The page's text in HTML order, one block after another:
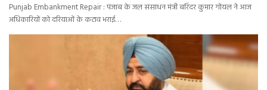
Punjab Embankment Repair : पंजाब के जल संसाधन मंत्री बरिंदर कुमार गोयल ने आज
अधिकारियों को दरियाओं के कटाव भराई…